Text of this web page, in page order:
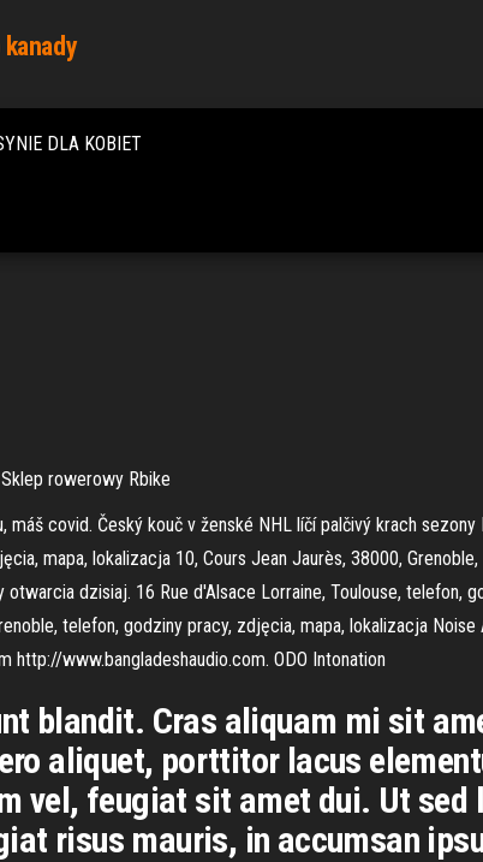
DLA KOBIET
rowerowy Rbike
covid. Český kouč v ženské NHL líčí palčivý krach sezony
mapa, lokalizacja 10, Cours Jean Jaurès, 38000, Grenoble,
dzisiaj. 16 Rue d'Alsace Lorraine, Toulouse, telefon,
telefon, godziny pracy, zdjęcia, mapa, lokalizacja Noise
http://www.bangladeshaudio.com. ODO Intonation
blandit. Cras aliquam mi sit
aliquet, porttitor lacus
vel, feugiat sit amet dui. Ut sed
risus mauris, in accumsan